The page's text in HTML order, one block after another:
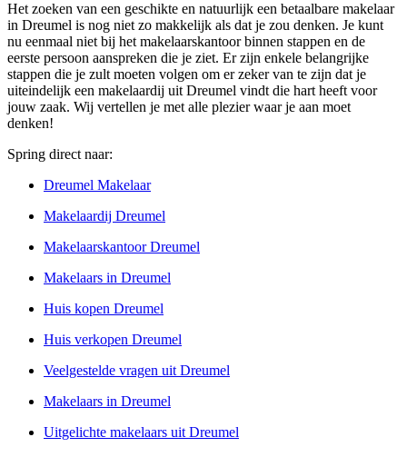
Het zoeken van een geschikte en natuurlijk een betaalbare makelaar
in Dreumel is nog niet zo makkelijk als dat je zou denken. Je kunt
nu eenmaal niet bij het makelaarskantoor binnen stappen en de
eerste persoon aanspreken die je ziet. Er zijn enkele belangrijke
stappen die je zult moeten volgen om er zeker van te zijn dat je
uiteindelijk een makelaardij uit Dreumel vindt die hart heeft voor
jouw zaak. Wij vertellen je met alle plezier waar je aan moet
denken!
Spring direct naar:
Dreumel Makelaar
Makelaardij Dreumel
Makelaarskantoor Dreumel
Makelaars in Dreumel
Huis kopen Dreumel
Huis verkopen Dreumel
Veelgestelde vragen uit Dreumel
Makelaars in Dreumel
Uitgelichte makelaars uit Dreumel